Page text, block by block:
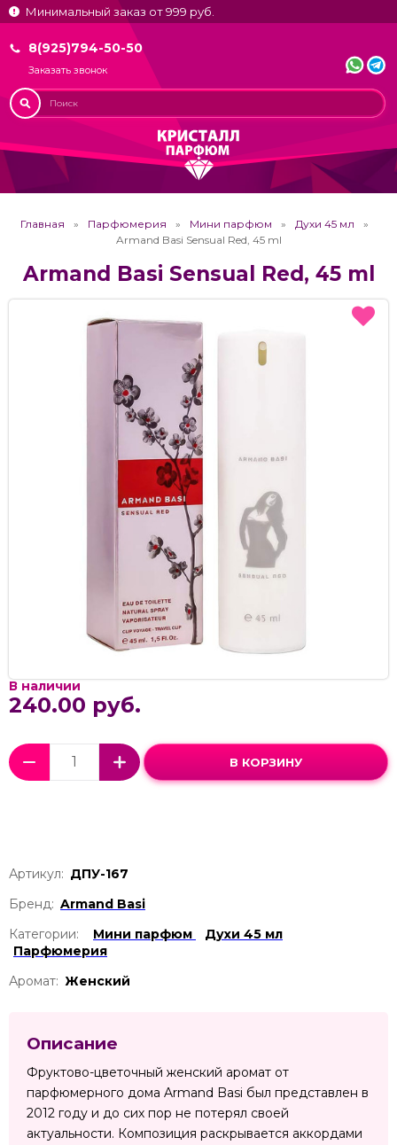
Минимальный заказ от 999 руб.
8(925)794-50-50
Заказать звонок
Главная Парфюмерия Мини парфюм
Духи 45 мл
Armand Basi Sensual Red, 45 ml
Armand Basi Sensual Red, 45 ml
В наличии
240.00 руб.
В КОРЗИНУ
Артикул: ДПУ-167
Бренд: Armand Basi
Категории:
Мини парфюм
Духи 45 мл
Парфюмерия
Аромат: Женский
Описание
Фруктово-цветочный женский аромат от
парфюмерного дома Armand Basi был представлен в
2012 году и до сих пор не потерял своей
актуальности. Композиция раскрывается аккордами